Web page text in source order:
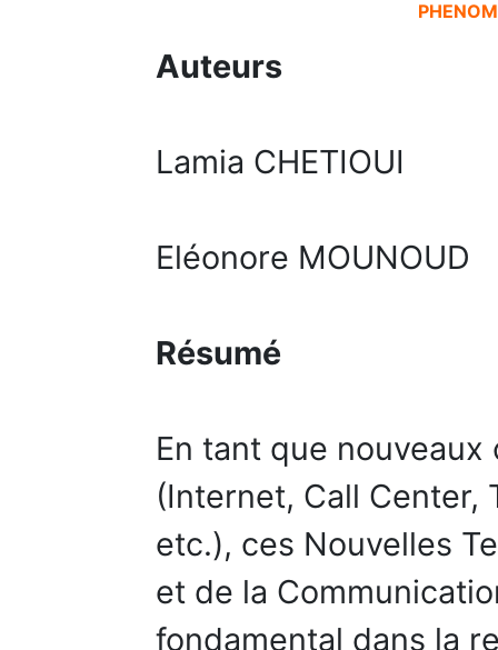
Auteurs
Lamia CHETIOUI
Eléonore MOUNOUD
Résumé
En tant que nouveaux
(Internet, Call Center,
etc.), ces Nouvelles
et de la
fondamental dans la